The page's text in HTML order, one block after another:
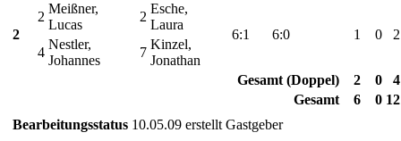
2
2
Meißner,
Lucas
2
Esche,
Laura
6:1 6:0 1 0
2
4
Nestler,
Johannes
7
Kinzel,
Jonathan
Gesamt (Doppel)
2 0
4
Gesamt
6 0 12
Bearbeitungsstatus 10.05.09 erstellt Gastgeber